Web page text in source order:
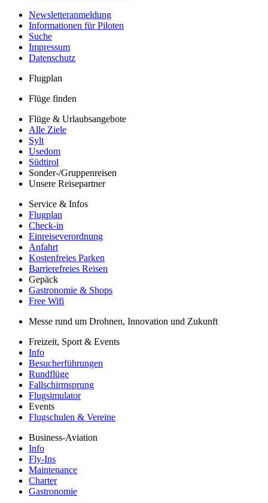
Newsletteranmeldung
Informationen für Piloten
Suche
Impressum
Datenschutz
Flugplan
Flüge finden
Flüge & Urlaubsangebote
Alle Ziele
Sylt
Usedom
Südtirol
Sonder-/Gruppenreisen
Unsere Reisepartner
Service & Infos
Flugplan
Check-in
Einreiseverordnung
Anfahrt
Kostenfreies Parken
Barrierefreies Reisen
Gepäck
Gastronomie & Shops
Free Wifi
Messe rund um Drohnen, Innovation und Zukunft
Freizeit, Sport & Events
Info
Besucherführungen
Rundflüge
Fallschirmsprung
Flugsimulator
Events
Flugschulen & Vereine
Business-Aviation
Info
Fly-Ins
Maintenance
Charter
Gastronomie